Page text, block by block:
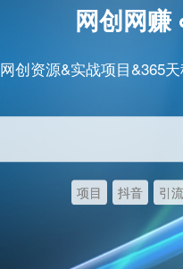
网创网
网创资源&实战项目&365
项目 抖音 引流